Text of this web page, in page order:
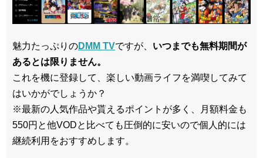
魅力たっぷりのDMM TVですが、 いつまでも無料期間が
あるとは限りません。
これを機に登録して、楽しい動画ライフを満喫してみて
はいかがでしょうか？
※最新の人気作品や貰えるポイントが多く、月額料金も
550円と他VODと比べても圧倒的に安いので個人的には
継続利用をおすすめします。